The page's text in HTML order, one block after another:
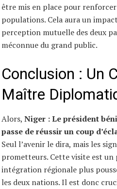
être mis en place pour
populations. Cela aura un
perception mutuelle des deux
méconnue du grand public.
Conclusion : Un
Maître
Alors, Niger : Le président
passe de réussir un coup
Seul l’avenir le dira, mais les
prometteurs. Cette visite est un
intégration régionale plus
les deux nations. Il est donc